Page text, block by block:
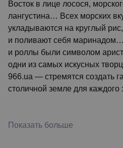
Восток в лице лосося,
лангустина… Всех морских
укладываются на круглый
и поливают себя
и роллы были символом
одни из самых искусных
966.ua — стремятся создать
столичной земле для каждого
Показать больше